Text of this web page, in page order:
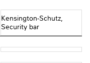
Kensington-Schutz,
Security bar